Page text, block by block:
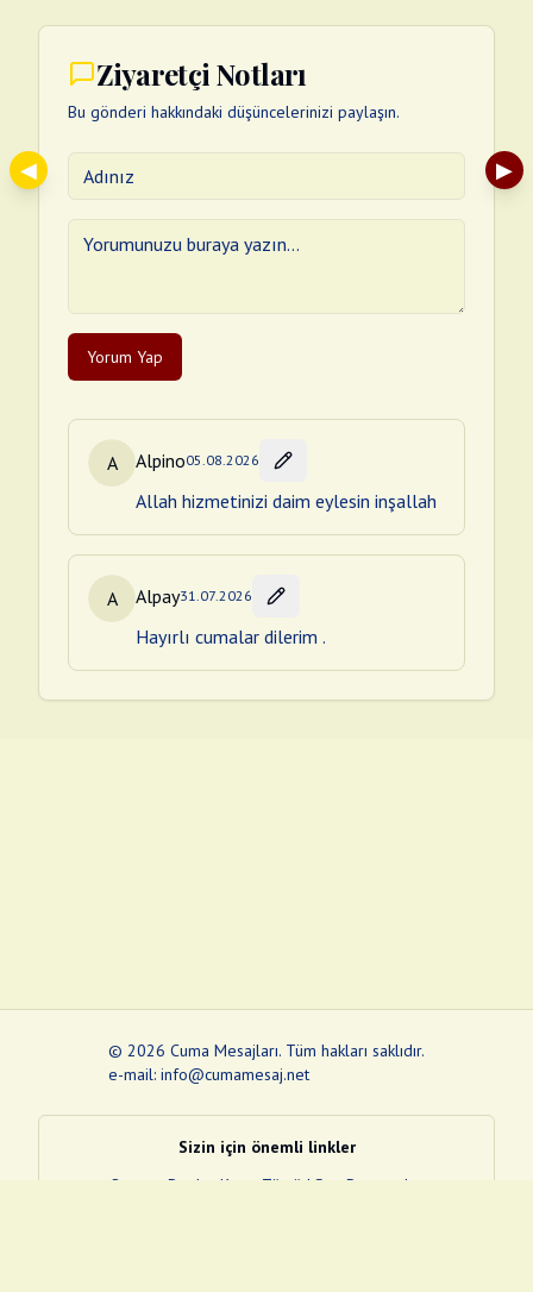
Ziyaretçi Notları
Bu gönderi hakkındaki düşüncelerinizi paylaşın.
Yorum Yap
A Alpino05.08.2026
Allah hizmetinizi daim eylesin inşallah
A Alpay31.07.2026
Hayırlı cumalar dilerim .
◀ ▶
© 2026 Cuma Mesajları. Tüm hakları saklıdır.
e-mail: info@cumamesaj.net
Sizin için önemli linkler
Quran
e-Devlet Kapısı Tüvtürk Son Depremler